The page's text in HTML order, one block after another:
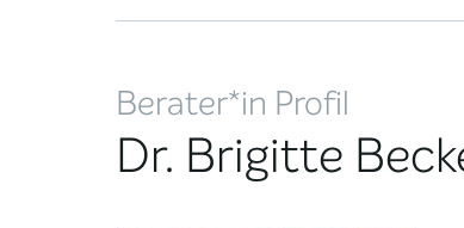
Berater*in Profil
Dr. Brigitte